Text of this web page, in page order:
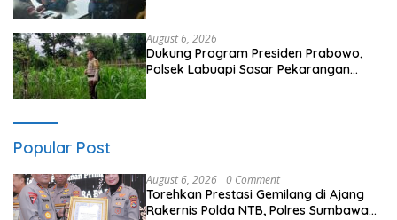
August 6, 2026
Dukung Program Presiden Prabowo,
Polsek Labuapi Sasar Pekarangan
Popular Post
August 6, 2026 0 Comment
Torehkan Prestasi Gemilang di Ajang
Rakernis Polda NTB, Polres Sumbawa